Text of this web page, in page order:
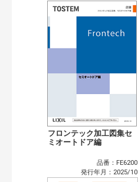
フロンテック加工図集セ
ミオートドア編
品番：FE6200
発行年月：2025/10